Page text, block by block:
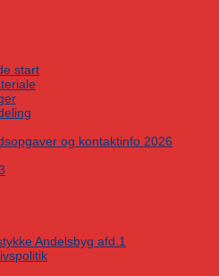
start
og kontaktinfo 2026
Andelsbyg afd.1